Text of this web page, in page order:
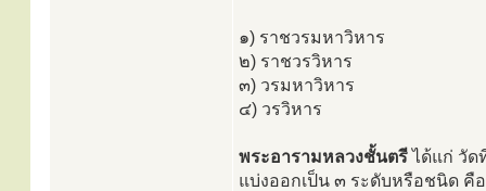
๑) ราชวรมหาวิหาร
๒) ราชวรวิหาร
๓) วรมหาวิหาร
๔) วรวิหาร
พระอารามหลวงชั้นตรีได้แก่ วัด
แบ่งออกเป็น ๓ ระดับหรือชนิด คือ